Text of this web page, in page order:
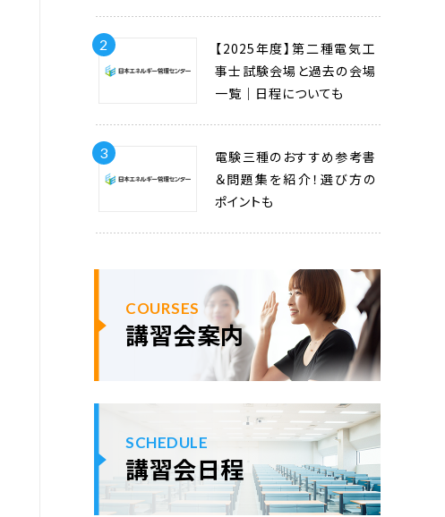
2
【2025年度】第二種電気工
事士試験会場と過去の会場
一覧｜日程についても
3
電験三種のおすすめ参考書
＆問題集を紹介！選び方の
ポイントも
COURSES
講習会案内
SCHEDULE
講習会日程